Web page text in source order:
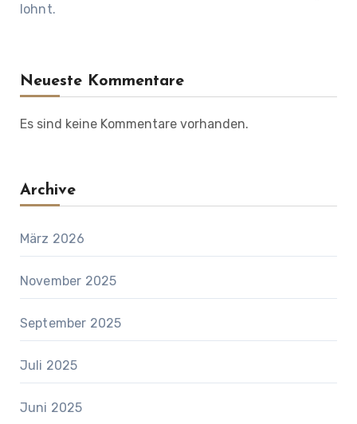
lohnt.
Neueste Kommentare
Es sind keine Kommentare vorhanden.
Archive
März 2026
November 2025
September 2025
Juli 2025
Juni 2025